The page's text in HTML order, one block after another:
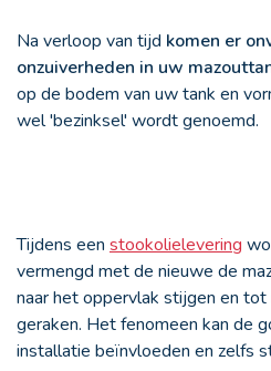
Na verloop van tijd komen er
onzuiverheden in uw
op de bodem van uw tank en
wel 'bezinksel' wordt genoemd.
Tijdens een stookolielevering
vermengd met de nieuwe de
naar het oppervlak stijgen en
geraken. Het fenomeen kan de
installatie beïnvloeden en zelfs